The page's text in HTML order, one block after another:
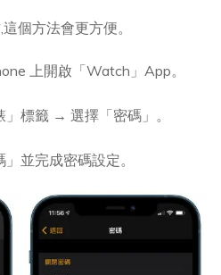
個方法會更方便。
上開啟「Watch」App。
標籤 → 選擇「密碼」。
並完成密碼設定。